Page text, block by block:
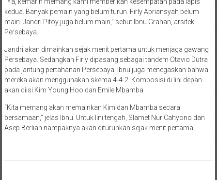
kedua. Banyak pemain yang belum turun. Firly Apriansyah belum
main. Jandri Pitoy juga belum main,” sebut Ibnu Grahan, arsitek
Persebaya.
Jandri akan dimainkan sejak menit pertama untuk menjaga gawang
Persebaya. Sedangkan Firly dipasang sebagai tandem Otavio Dutra
pada jantung pertahanan Persebaya. Ibnu juga menegaskan bahwa
mereka akan menggunakan skema 4-4-2. Komposisi di lini depan
akan diisi Kim Young Hoo dan Emile Mbamba.
“Kita memang akan memainkan Kim dan Mbamba secara
bersamaan,” jelas Ibnu. Untuk lini tengah, Slamet Nur Cahyono dan
Asep Berlian nampaknya akan diturunkan sejak menit pertama